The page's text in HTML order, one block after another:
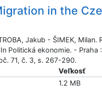
in the
Jakub - ŠIMEK,
Politická ekonomie. -
71, č. 3, s. 267-290.
Veľkosť
1.2 MB